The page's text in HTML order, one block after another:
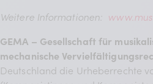
Weitere Informationen:
GEMA – Gesellschaft für
mechanische
Deutschland die Urheberrechte